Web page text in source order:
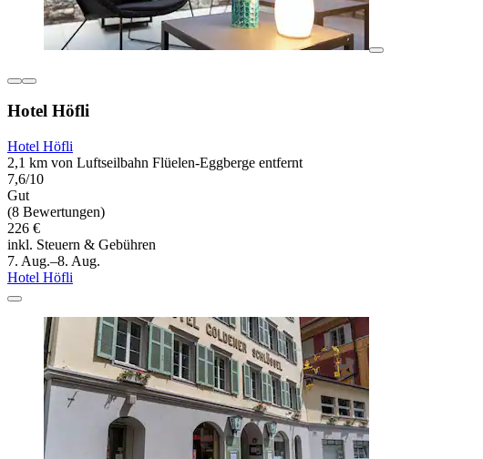
Hotel Höfli
Hotel Höfli
2,1 km von Luftseilbahn Flüelen-Eggberge entfernt
7,6/10
Gut
(8 Bewertungen)
226 €
inkl. Steuern & Gebühren
7. Aug.–8. Aug.
Hotel Höfli